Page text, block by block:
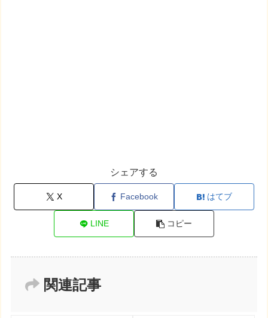
シェアする
X Facebook はてブ
LINE コピー
関連記事